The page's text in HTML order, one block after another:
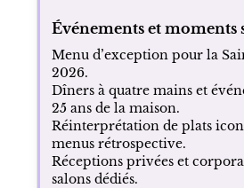
Événements et moments
Menu d’exception pour la
2026.
Dîners à quatre mains et
25 ans de la maison.
Réinterprétation de plats
menus rétrospective.
Réceptions privées et
salons dédiés.